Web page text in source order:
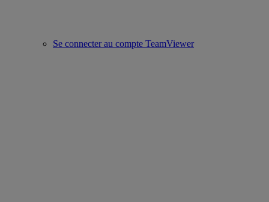
Se connecter au compte TeamViewer